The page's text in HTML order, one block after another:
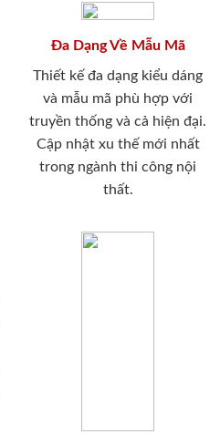
Đa Dạng Về Mẫu Mã
Thiết kế đa dạng kiểu dáng
và mẫu mã phù hợp với
truyền thống và cả hiện đại.
Cập nhật xu thế mới nhất
trong ngành thi công nội
thất.